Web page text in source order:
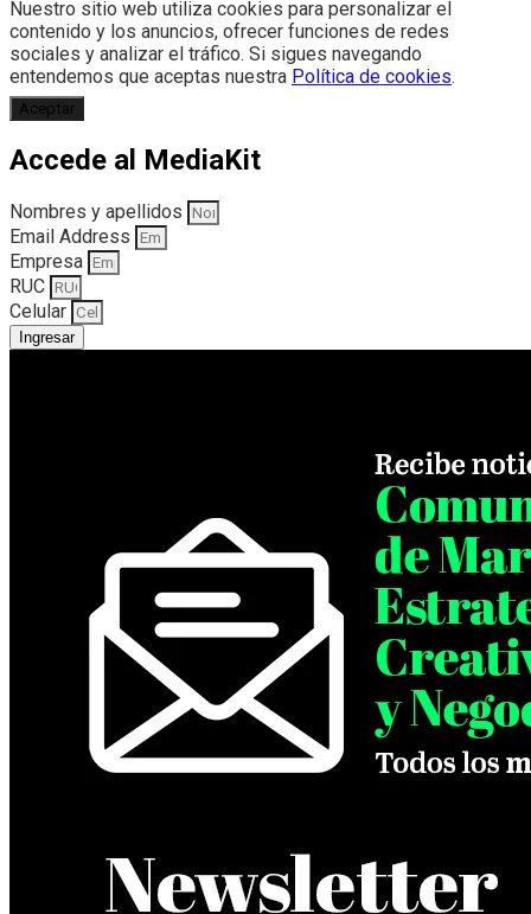
Nuestro sitio web utiliza cookies para personalizar el
contenido y los anuncios, ofrecer funciones de redes
sociales y analizar el tráfico. Si sigues navegando
entendemos que aceptas nuestra Política de cookies.
Aceptar
Accede al MediaKit
Nombres y apellidos
Email Address
Empresa
RUC
Celular
Ingresar